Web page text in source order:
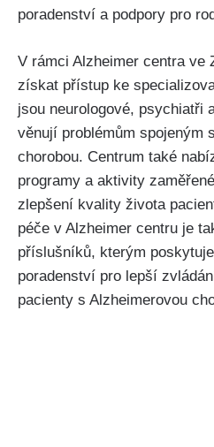
poradenství a podpory pro
V rámci Alzheimer centra ve
získat přístup ke
jsou neurologové, psychiatři
věnují problémům spojeným
chorobou. Centrum také
programy a aktivity
zlepšení kvality života
péče v Alzheimer centru je
příslušníků, kterým
poradenství pro lepší
pacienty s Alzheimerovou